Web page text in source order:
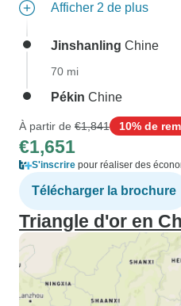
Afficher 2 de plus
Jinshanling Chine
70 mi
Pékin Chine
À partir de €1,841 10% de
€1,651
S'inscrire pour réaliser des
Télécharger la brochure
Triangle d'or en